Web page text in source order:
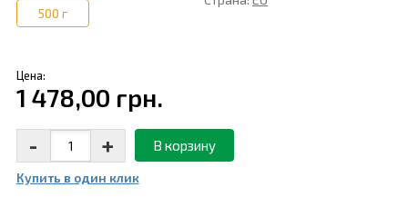
500 г
Цена:
1 478,00 грн.
- + В корзину
Купить в один клик